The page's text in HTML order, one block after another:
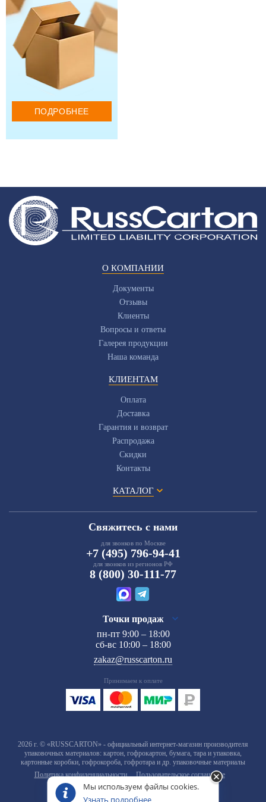
ПОДРОБНЕЕ
О КОМПАНИИ
Документы
Отзывы
Клиенты
Вопросы и ответы
Галерея продукции
Наша команда
КЛИЕНТАМ
Оплата
Доставка
Гарантия и возврат
Распродажа
Скидки
Контакты
КАТАЛОГ
Свяжитесь с нами
для звонков по Москве
+7 (495) 796-94-41
для звонков из регионов РФ
8 (800) 30-111-77
Точки продаж
пн-пт 9:00 – 18:00
сб-вс 10:00 – 18:00
zakaz@russcarton.ru
Принимаем к оплате
2026 г. © «RUSSCARTON» - официальный интернет-магазин производителя
упаковочных материалов: картон, гофрокартон, бумага, тара и упаковка,
картонные коробки, гофрокороба, гофротара и др. упаковочные материалы
Политика конфиденциальности
Пользовательское соглашение
Мы используем файлы cookies.
Узнать подробнее